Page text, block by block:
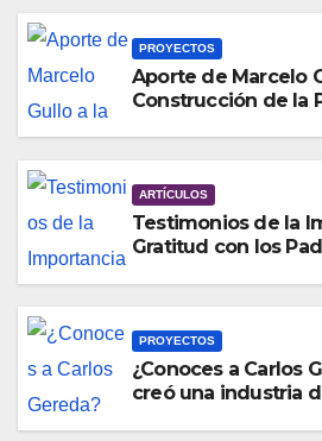
PROYECTOS
Aporte de Marcelo
Construcción de la
ARTÍCULOS
Testimonios de la
Gratitud con los
PROYECTOS
¿Conoces a Carlos
creó una industria